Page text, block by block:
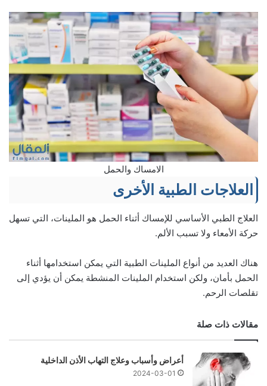
الامساك والحمل
العلاجات الطبية الأخرى
العلاج الطبي الأساسي للإمساك أثناء الحمل هو الملينات، التي تسهل
حركة الأمعاء ولا تسبب الألم.
هناك العديد من أنواع الملينات الطبية التي يمكن استخدامها أثناء
الحمل بأمان، ولكن استخدام الملينات المنشطة يمكن أن يؤدي إلى
تقلصات الرحم.
مقالات ذات صلة
أعراض وأسباب وعلاج التهاب الأذن الداخلية
2024-03-01